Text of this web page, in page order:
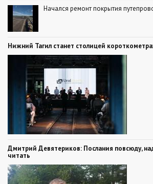
Начался ремонт покрытия
Нижний Тагил станет столицей
Дмитрий Девятериков: Послания повсюду,
читать